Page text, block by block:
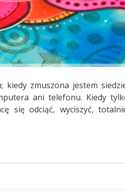
kiedy zmuszona jestem
ani telefonu. Kiedy
się odciąć, wyciszyć,